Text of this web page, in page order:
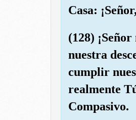
Casa:
(128)
nuestra
cumplir
realmente
Compasivo.